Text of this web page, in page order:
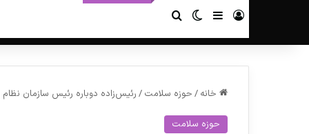
ورود سایدبارتغییر پوسته
خانه / حوزه سلامت /رئیس‌زاده دوباره رئیس‌ سازمان
حوزه سلامت